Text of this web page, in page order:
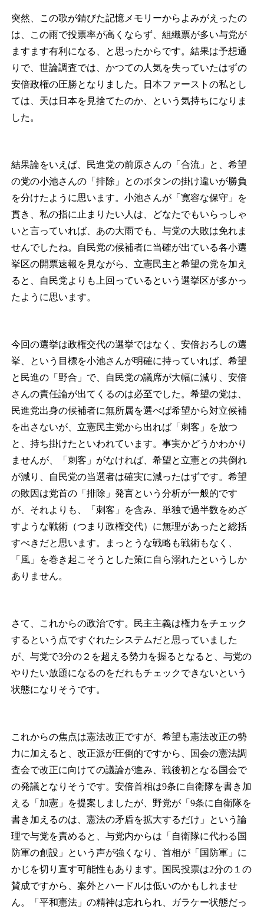
突然、この歌が錆びた記憶メモリーからよみがえったの
は、この雨で投票率が高くならず、組織票が多い与党が
ますます有利になる、と思ったからです。結果は予想通
りで、世論調査では、かつての人気を失っていたはずの
安倍政権の圧勝となりました。日本ファーストの私とし
ては、天は日本を見捨てたのか、という気持ちになりま
した。
結果論をいえば、民進党の前原さんの「合流」と、希望
の党の小池さんの「排除」とのボタンの掛け違いが勝負
を分けたように思います。小池さんが「寛容な保守」を
貫き、私の指に止まりたい人は、どなたでもいらっしゃ
いと言っていれば、あの大雨でも、与党の大敗は免れま
せんでしたね。自民党の候補者に当確が出ている各小選
挙区の開票速報を見ながら、立憲民主と希望の党を加え
ると、自民党よりも上回っているという選挙区が多かっ
たように思います。
今回の選挙は政権交代の選挙ではなく、安倍おろしの選
挙、という目標を小池さんが明確に持っていれば、希望
と民進の「野合」で、自民党の議席が大幅に減り、安倍
さんの責任論が出てくるのは必至でした。希望の党は、
民進党出身の候補者に無所属を選べば希望から対立候補
を出さないが、立憲民主党から出れば「刺客」を放つ
と、持ち掛けたといわれています。事実かどうかわかり
ませんが、「刺客」がなければ、希望と立憲との共倒れ
が減り、自民党の当選者は確実に減ったはずです。希望
の敗因は党首の「排除」発言という分析が一般的です
が、それよりも、「刺客」を含み、単独で過半数をめざ
すような戦術（つまり政権交代）に無理があったと総括
すべきだと思います。まっとうな戦略も戦術もなく、
「風」を巻き起こそうとした策に自ら溺れたというしか
ありません。
さて、これからの政治です。民主主義は権力をチェック
するという点ですぐれたシステムだと思っていました
が、与党で3分の２を超える勢力を握るとなると、与党の
やりたい放題になるのをだれもチェックできないという
状態になりそうです。
これからの焦点は憲法改正ですが、希望も憲法改正の勢
力に加えると、改正派が圧倒的ですから、国会の憲法調
査会で改正に向けての議論が進み、戦後初となる国会で
の発議となりそうです。安倍首相は9条に自衛隊を書き加
える「加憲」を提案しましたが、野党が「9条に自衛隊を
書き加えるのは、憲法の矛盾を拡大するだけ」という論
理で与党を責めると、与党内からは「自衛隊に代わる国
防軍の創設」という声が強くなり、首相が「国防軍」に
かじを切り直す可能性もあります。国民投票は2分の１の
賛成ですから、案外とハードルは低いのかもしれませ
ん。「平和憲法」の精神は忘れられ、ガラケー状態だっ